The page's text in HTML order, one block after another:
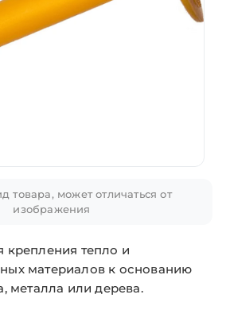
товара, может отличаться от
изображения
крепления тепло и
материалов к основанию
металла или дерева.